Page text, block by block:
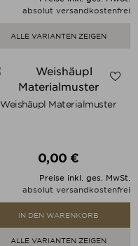
absolut versandkostenfrei
ALLE VARIANTEN ZEIGEN
Weishäupl Materialmuster
Preis
0,00 €
Preise inkl. ges. MwSt.
absolut versandkostenfrei
IN DEN WARENKORB
ALLE VARIANTEN ZEIGEN